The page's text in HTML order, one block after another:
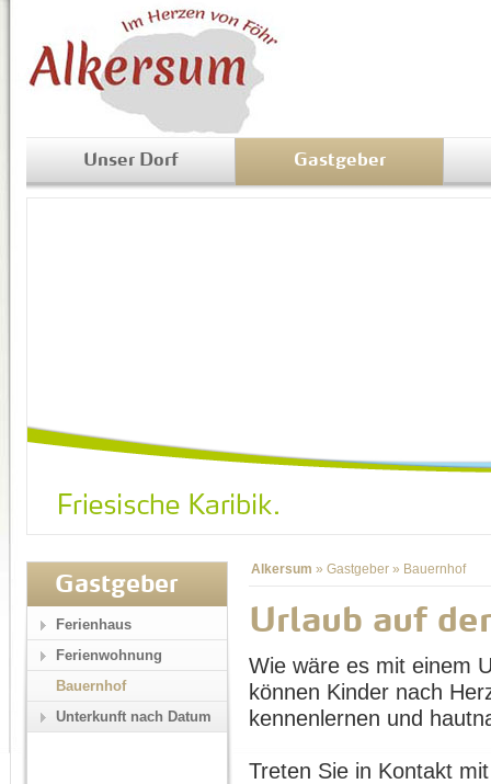
Unser Dorf Gastgeber
Alkersum » Gastgeber » Bauernhof
Urlaub auf
Wie wäre es mit einem
können Kinder nach
kennenlernen und
Treten Sie in Kontakt
Gastgeber
Ferienhaus
Ferienwohnung
Bauernhof
Unterkunft nach Datum